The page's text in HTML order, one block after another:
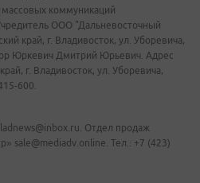
коммуникаций
ООО "Дальневосточный
край, г. Владивосток, ул. Уборевича,
Юркевич Дмитрий Юрьевич. Адрес
г. Владивосток, ул. Уборевича,
600.
Отдел продаж
sale@mediadv.online. Тел.: +7 (423)